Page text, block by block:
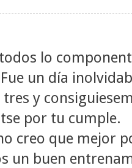
lo
un día
tres y
por tu cumple.
creo que mejor
un buen